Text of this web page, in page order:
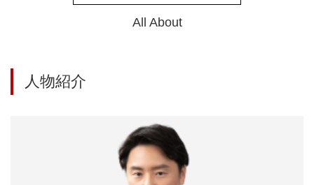
All About
人物紹介